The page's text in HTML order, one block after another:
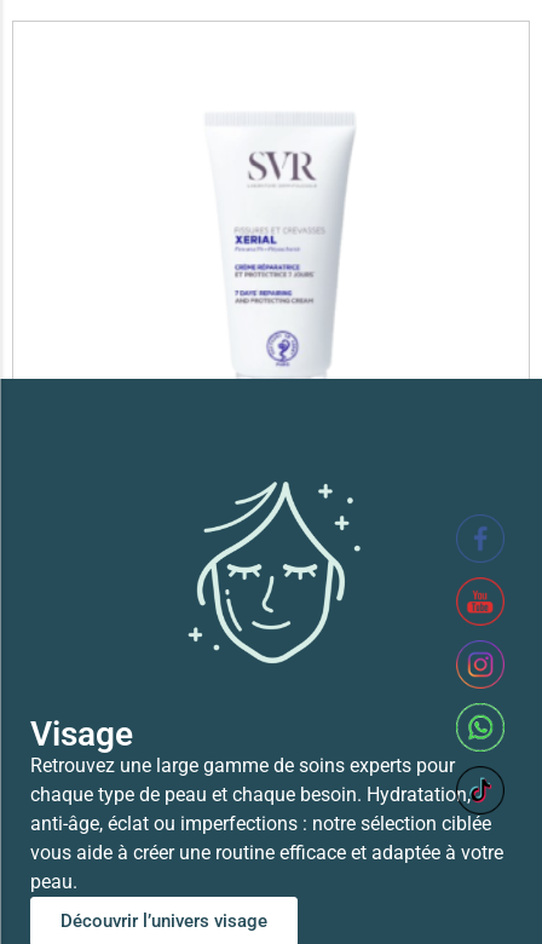
SVR XERIAL FISSURES ET CREVASSES
Visage
Retrouvez une large gamme de soins experts pour
chaque type de peau et chaque besoin. Hydratation,
anti-âge, éclat ou imperfections : notre sélection ciblée
vous aide à créer une routine efficace et adaptée à votre
peau.
Découvrir l’univers visage